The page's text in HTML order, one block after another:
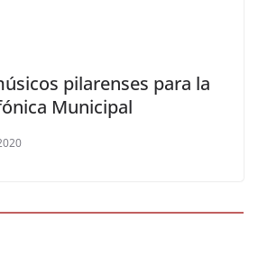
pilarenses para la
Municipal